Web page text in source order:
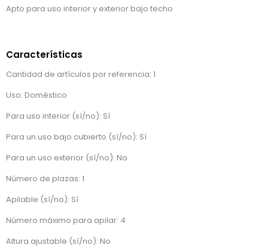
Apto para uso interior y exterior bajo techo
Características
Cantidad de artículos por referencia: 1
Uso: Doméstico
Para uso interior (sí/no): Sí
Para un uso bajo cubierto (sí/no): Sí
Para un uso exterior (sí/no): No
Número de plazas: 1
Apilable (sí/no): Sí
Número máximo para apilar: 4
Altura ajustable (sí/no): No